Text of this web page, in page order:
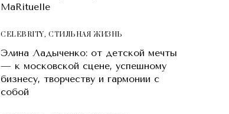
MaRituelle
CELEBRITY,СТИЛЬНАЯ ЖИЗНЬ
Элина Ладыченко: от детской мечты
— к московской сцене, успешному
бизнесу, творчеству и гармонии с
собой